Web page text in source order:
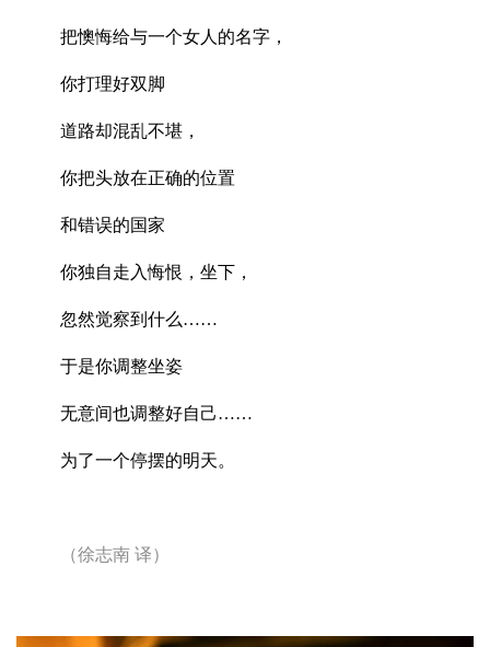
把懊悔给与一个女人的名字，
你打理好双脚
道路却混乱不堪，
你把头放在正确的位置
和错误的国家
你独自走入悔恨，坐下，
忽然觉察到什么……
于是你调整坐姿
无意间也调整好自己……
为了一个停摆的明天。
（徐志南 译）